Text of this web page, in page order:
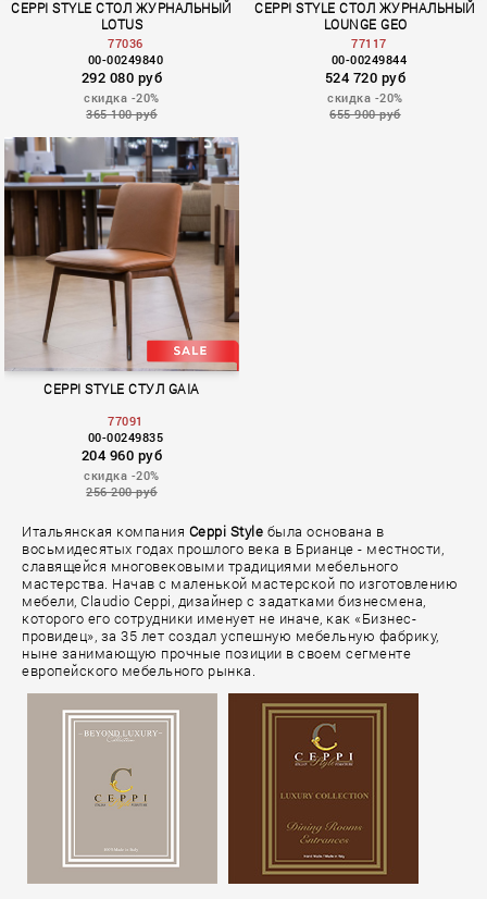
CEPPI STYLE СТОЛ ЖУРНАЛЬНЫЙ
LOTUS
77036
00-00249840
292 080 руб
скидка -20%
365 100 руб
CEPPI STYLE СТОЛ ЖУРНАЛЬНЫЙ
LOUNGE GEO
77117
00-00249844
524 720 руб
скидка -20%
655 900 руб
CEPPI STYLE СТУЛ GAIA
77091
00-00249835
204 960 руб
скидка -20%
256 200 руб
Итальянская компания Ceppi Style была основана в
восьмидесятых годах прошлого века в Брианце - местности,
славящейся многовековыми традициями мебельного
мастерства. Начав с маленькой мастерской по изготовлению
мебели, Claudio Ceppi, дизайнер с задатками бизнесмена,
которого его сотрудники именует не иначе, как «Бизнес-
провидец», за 35 лет создал успешную мебельную фабрику,
ныне занимающую прочные позиции в своем сегменте
европейского мебельного рынка.